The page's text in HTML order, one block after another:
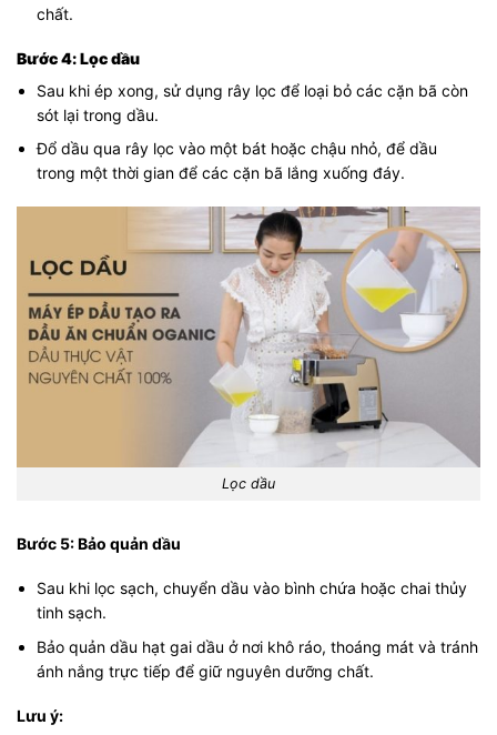
chất.
Bước 4: Lọc dầu
Sau khi ép xong, sử dụng rây lọc để loại bỏ các cặn bã còn
sót lại trong dầu.
Đổ dầu qua rây lọc vào một bát hoặc chậu nhỏ, để dầu
trong một thời gian để các cặn bã lắng xuống đáy.
Lọc dầu
Bước 5: Bảo quản dầu
Sau khi lọc sạch, chuyển dầu vào bình chứa hoặc chai thủy
tinh sạch.
Bảo quản dầu hạt gai dầu ở nơi khô ráo, thoáng mát và tránh
ánh nắng trực tiếp để giữ nguyên dưỡng chất.
Lưu ý: